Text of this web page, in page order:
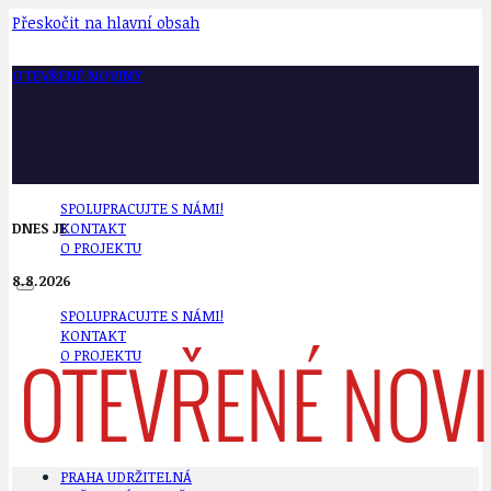
Přeskočit na hlavní obsah
OTEVŘENÉ NOVINY
SPOLUPRACUJTE S NÁMI!
KONTAKT
O PROJEKTU
SPOLUPRACUJTE S NÁMI!
KONTAKT
O PROJEKTU
DNES JE
8.8.2026
PRAHA UDRŽITELNÁ